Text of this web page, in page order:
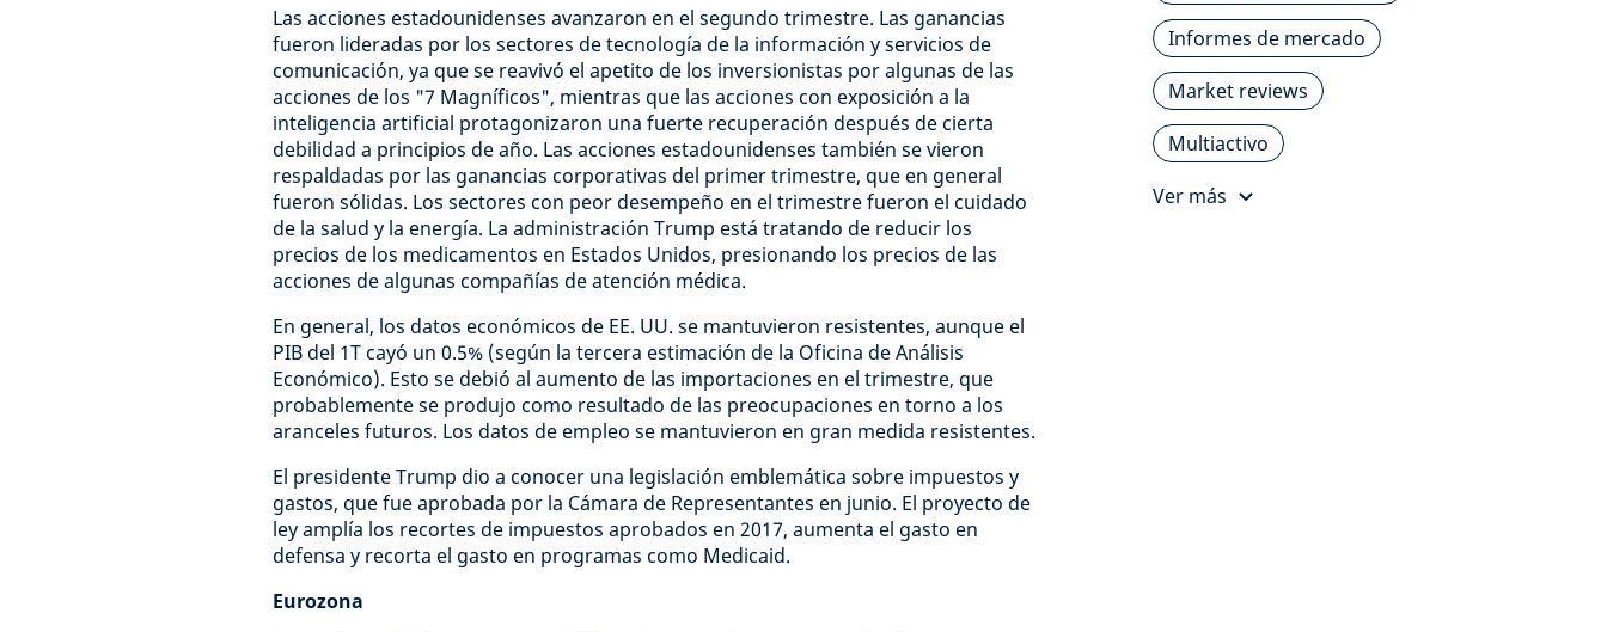
Las acciones estadounidenses avanzaron en el segundo trimestre. Las ganancias
fueron lideradas por los sectores de tecnología de la información y servicios de
comunicación, ya que se reavivó el apetito de los inversionistas por algunas de las
acciones de los "7 Magníficos", mientras que las acciones con exposición a la
inteligencia artificial protagonizaron una fuerte recuperación después de cierta
debilidad a principios de año. Las acciones estadounidenses también se vieron
respaldadas por las ganancias corporativas del primer trimestre, que en general
fueron sólidas. Los sectores con peor desempeño en el trimestre fueron el cuidado
de la salud y la energía. La administración Trump está tratando de reducir los
precios de los medicamentos en Estados Unidos, presionando los precios de las
acciones de algunas compañías de atención médica.
En general, los datos económicos de EE. UU. se mantuvieron resistentes, aunque el
PIB del 1T cayó un 0.5% (según la tercera estimación de la Oficina de Análisis
Económico). Esto se debió al aumento de las importaciones en el trimestre, que
probablemente se produjo como resultado de las preocupaciones en torno a los
aranceles futuros. Los datos de empleo se mantuvieron en gran medida resistentes.
El presidente Trump dio a conocer una legislación emblemática sobre impuestos y
gastos, que fue aprobada por la Cámara de Representantes en junio. El proyecto de
ley amplía los recortes de impuestos aprobados en 2017, aumenta el gasto en
defensa y recorta el gasto en programas como Medicaid.
Eurozona
Informes de mercado
Market reviews
Multiactivo
Ver más